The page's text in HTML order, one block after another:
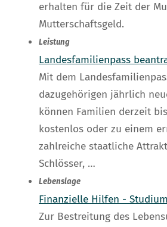
erhalten für die Zeit der
Mutterschaftsgeld.
Leistung
Landesfamilienpass
Mit dem
dazugehörigen jährlich
können Familien derzeit
kostenlos oder zu einem
zahlreiche staatliche
Schlösser, …
Lebenslage
Finanzielle Hilfen - Studium
Zur Bestreitung des